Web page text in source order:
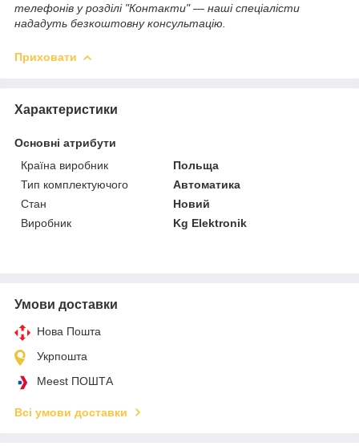
телефонів у розділі "Контакти" — наші спеціалісти
нададуть безкоштовну консультацію.
Приховати
Характеристики
Основні атрибути
Країна виробник
Польща
Тип комплектуючого
Автоматика
Стан
Новий
Виробник
Kg Elektronik
Умови доставки
Нова Пошта
Укрпошта
Meest ПОШТА
Всі умови доставки